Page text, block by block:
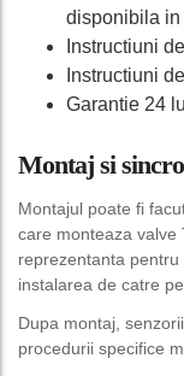
disponibila in
Instructiuni
Instructiuni
Garantie 24
Montaj si
Montajul poate fi
care monteaza valve
reprezentanta
instalarea de catre
Dupa montaj,
procedurii specifice